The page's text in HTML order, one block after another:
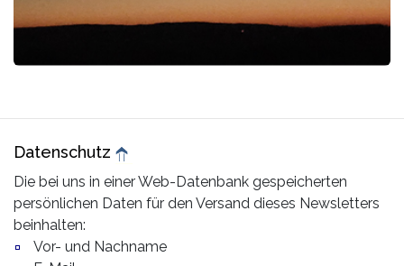
Datenschutz
Die bei uns in einer Web-Datenbank gespeicherten
persönlichen Daten für den Versand dieses Newsletters
beinhalten:
Vor- und Nachname